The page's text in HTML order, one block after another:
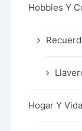
Hobbies Y
Hogar Y Vida